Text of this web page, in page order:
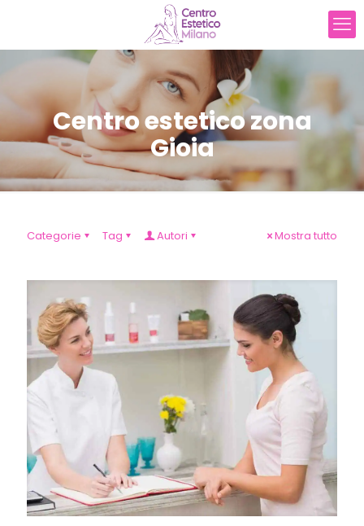
Centro estetico zona
Gioia
Categorie Tag Autori Mostra tutto